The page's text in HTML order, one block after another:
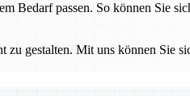
passen. So können Sie
gestalten. Mit uns können Sie